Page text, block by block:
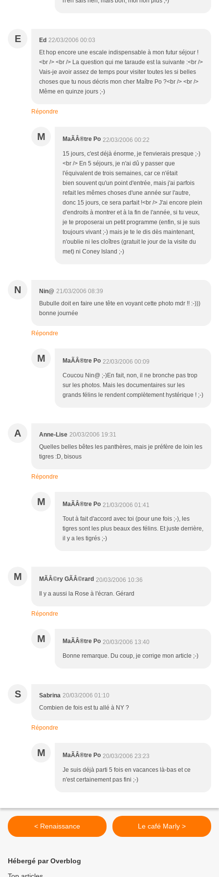
E Ed 22/03/2006 00:03
Et hop encore une escale indispensable à mon futur séjour !
<br /> <br /> La question qui me taraude est la suivante :<br />
Vais-je avoir assez de temps pour visiter toutes les si belles
choses que tu nous décris mon cher Maître Po ?<br /> <br />
Même en quinze jours ;-)
Répondre
M MaÃÂ®tre Po 22/03/2006 00:22
15 jours, c'est déjà énorme, je t'envierais presque ;-)
<br /> En 5 séjours, je n'ai dû y passer que
l'équivalent de trois semaines, car ce n'était
bien souvent qu'un point d'entrée, mais j'ai parfois
refait les mêmes choses d'une année sur l'autre,
donc 15 jours, ce sera parfait !<br /> J'ai encore plein
d'endroits à montrer et à la fin de l'année, si tu veux,
je te proposerai un petit programme (enfin, si je suis
toujours vivant ;-) mais je te le dis dès maintenant,
n'oublie ni les cloîtres (gratuit le jour de la visite du
met) ni Coney Island ;-)
N Nin@ 21/03/2006 08:39
Bubulle doit en faire une tête en voyant cette photo mdr !! :-)))
bonne journée
Répondre
M MaÃÂ®tre Po 22/03/2006 00:09
Coucou Nin@ ;-)En fait, non, il ne bronche pas trop
sur les photos. Mais les documentaires sur les
grands félins le rendent complètement hystérique ! ;-)
A Anne-Lise 20/03/2006 19:31
Quelles belles bêtes les panthères, mais je préfère de loin les
tigres :D, bisous
Répondre
M MaÃÂ®tre Po 21/03/2006 01:41
Tout à fait d'accord avec toi (pour une fois ;-), les
tigres sont les plus beaux des félins. Et juste derrière,
il y a les tigrés ;-)
M MÃÂ©ry GÃÂ©rard 20/03/2006 10:36
Il y a aussi la Rose à l'écran. Gérard
Répondre
M MaÃÂ®tre Po 20/03/2006 13:40
Bonne remarque. Du coup, je corrige mon article ;-)
S Sabrina 20/03/2006 01:10
Combien de fois est tu allé à NY ?
Répondre
M MaÃÂ®tre Po 20/03/2006 23:23
Je suis déjà parti 5 fois en vacances là-bas et ce
n'est certainement pas fini ;-)
< Renaissance Le café Marly >
Hébergé par Overblog